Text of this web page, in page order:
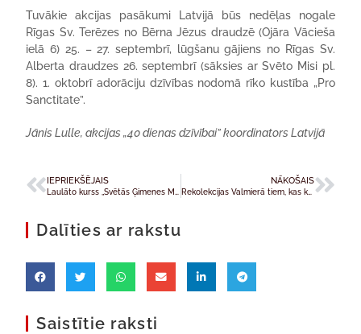
Tuvākie akcijas pasākumi Latvijā būs nedēļas nogale
Rīgas Sv. Terēzes no Bērna Jēzus draudzē (Ojāra Vācieša
ielā 6) 25. – 27. septembrī, lūgšanu gājiens no Rīgas Sv.
Alberta draudzes 26. septembrī (sāksies ar Svēto Misi pl.
8). 1. oktobrī adorāciju dzīvības nodomā rīko kustība „Pro
Sanctitate”.
Jānis Lulle, akcijas „40 dienas dzīvībai” koordinators Latvijā
IEPRIEKŠĒJAIS NĀKOŠAIS
Rekolekcijas Valmierā tiem, kas kalpo slimnicā
Dalīties ar rakstu
Saistītie raksti